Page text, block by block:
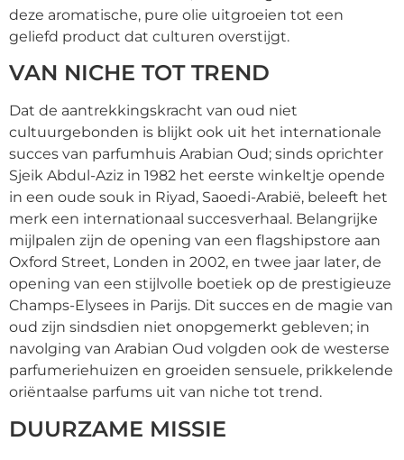
deze aromatische, pure olie uitgroeien tot een
geliefd product dat culturen overstijgt.
VAN NICHE TOT TREND
Dat de aantrekkingskracht van oud niet
cultuurgebonden is blijkt ook uit het internationale
succes van parfumhuis Arabian Oud; sinds oprichter
Sjeik Abdul-Aziz in 1982 het eerste winkeltje opende
in een oude souk in Riyad, Saoedi-Arabië, beleeft het
merk een internationaal succesverhaal. Belangrijke
mijlpalen zijn de opening van een flagshipstore aan
Oxford Street, Londen in 2002, en twee jaar later, de
opening van een stijlvolle boetiek op de prestigieuze
Champs-Elysees in Parijs. Dit succes en de magie van
oud zijn sindsdien niet onopgemerkt gebleven; in
navolging van Arabian Oud volgden ook de westerse
parfumeriehuizen en groeiden sensuele, prikkelende
oriëntaalse parfums uit van niche tot trend.
DUURZAME MISSIE